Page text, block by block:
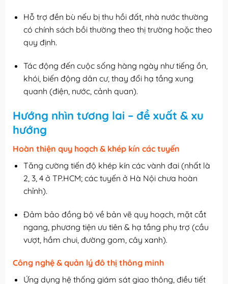
Hỗ trợ đền bù nếu bị thu hồi đất, nhà nước thường
có chính sách bồi thường theo thị trường hoặc theo
quy định.
Tác động đến cuộc sống hàng ngày như tiếng ồn,
khói, biến động dân cư, thay đổi hạ tầng xung
quanh (điện, nước, cảnh quan).
Hướng nhìn tương lai – đề xuất & xu
hướng
Hoàn thiện quy hoạch & khép kín các tuyến
Tăng cường tiến độ khép kín các vành đai (nhất là
2, 3, 4 ở TP.HCM; các tuyến ở Hà Nội chưa hoàn
chỉnh).
Đảm bảo đồng bộ về bản vẽ quy hoạch, mặt cắt
ngang, phương tiện ưu tiên & hạ tầng phụ trợ (cầu
vượt, hầm chui, đường gom, cây xanh).
Công nghệ & quản lý đô thị thông minh
Ứng dụng hệ thống giám sát giao thông, điều tiết